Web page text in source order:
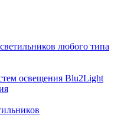
любого типа
освещения Blu2Light